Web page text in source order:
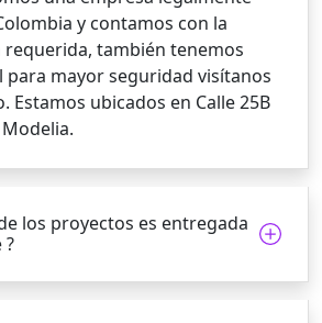
y contamos con la
también tenemos
para mayor seguridad visítanos
Estamos ubicados en Calle 25B
los proyectos es entregada